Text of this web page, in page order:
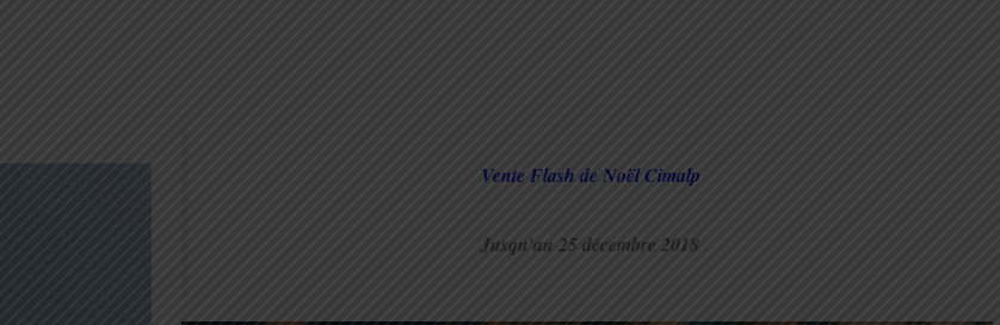
Vente Flash de Noël Cimalp
Jusqu’au 25 décembre 2018